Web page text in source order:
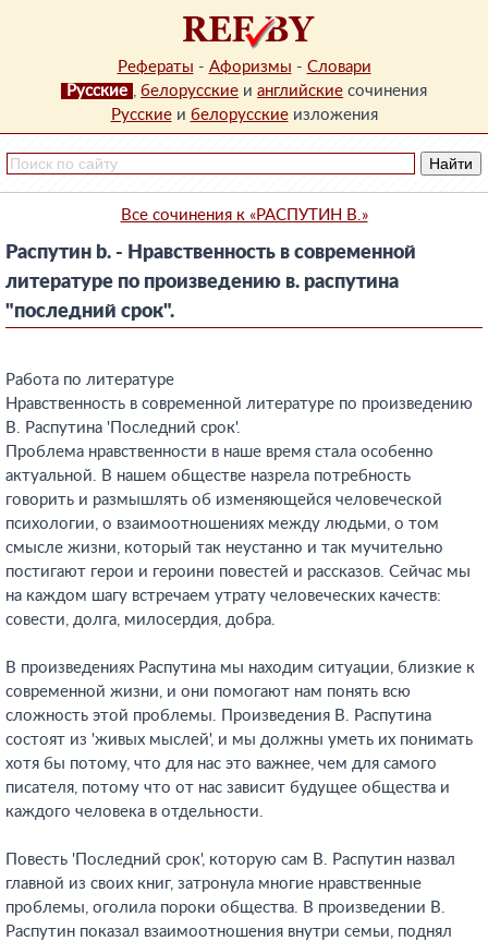
Рефераты - Афоризмы - Словари
Русские , белорусские и английские сочинения
Русскиеи белорусскиеизложения
Все сочинения к «РАСПУТИН B.»
Распутин b. - Нравственность в современной
литературе по произведению в. распутина
"последний срок".
Работа по литературе
Нравственность в современной литературе по произведению
В. Распутина 'Последний срок'.
Проблема нравственности в наше время стала особенно
актуальной. В нашем обществе назрела потребность
говорить и размышлять об изменяющейся человеческой
психологии, о взаимоотношениях между людьми, о том
смысле жизни, который так неустанно и так мучительно
постигают герои и героини повестей и рассказов. Сейчас мы
на каждом шагу встречаем утрату человеческих качеств:
совести, долга, милосердия, добра.
В произведениях Распутина мы находим ситуации, близкие к
современной жизни, и они помогают нам понять всю
сложность этой проблемы. Произведения В. Распутина
состоят из 'живых мыслей', и мы должны уметь их понимать
хотя бы потому, что для нас это важнее, чем для самого
писателя, потому что от нас зависит будущее общества и
каждого человека в отдельности.
Повесть 'Последний срок', которую сам В. Распутин назвал
главной из своих книг, затронула многие нравственные
проблемы, оголила пороки общества. В произведении В.
Распутин показал взаимоотношения внутри семьи, поднял